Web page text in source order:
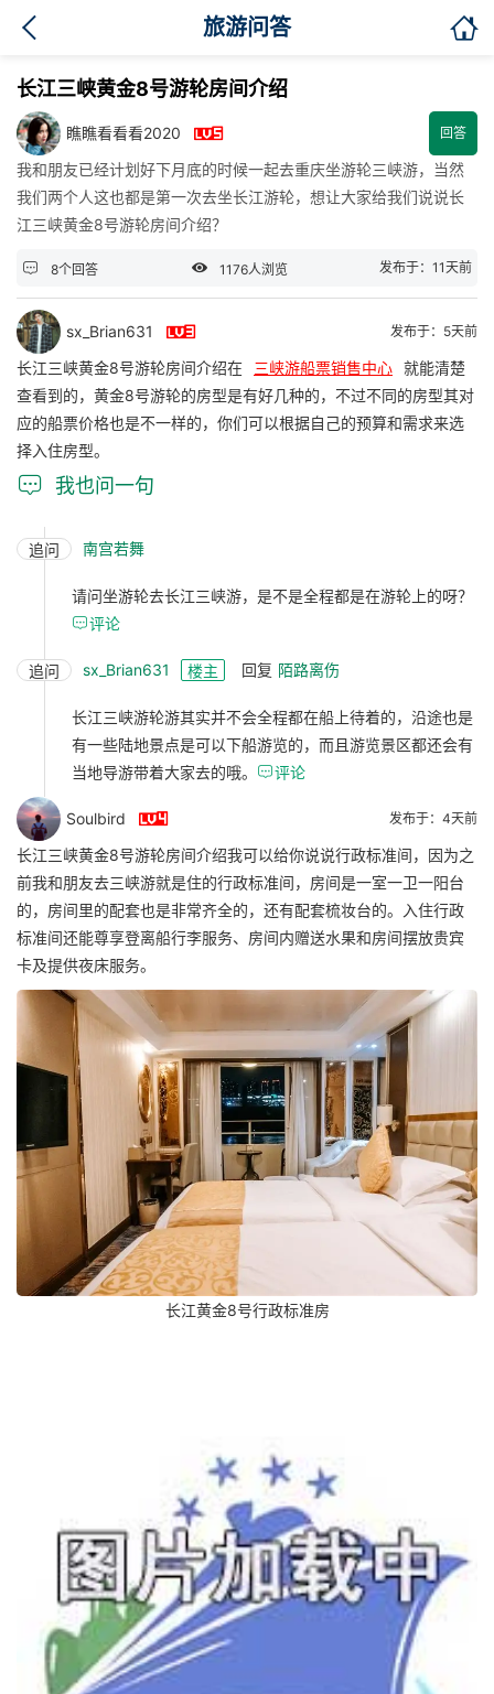
旅游问答 
长江三峡黄金8号游轮房间介绍
瞧瞧看看看2020  回答
我和朋友已经计划好下月底的时候一起去重庆坐游轮三峡游，当然
我们两个人这也都是第一次去坐长江游轮，想让大家给我们说说长
江三峡黄金8号游轮房间介绍？
 8个回答  1176人浏览 发布于：11天前
sx_Brian631  发布于：5天前
长江三峡黄金8号游轮房间介绍在 三峡游船票销售中心 就能清楚
查看到的，黄金8号游轮的房型是有好几种的，不过不同的房型其对
应的船票价格也是不一样的，你们可以根据自己的预算和需求来选
择入住房型。
 我也问一句
追问 南宫若舞
请问坐游轮去长江三峡游，是不是全程都是在游轮上的呀？
评论
追问 sx_Brian631 楼主 回复 陌路离伤
长江三峡游轮游其实并不会全程都在船上待着的，沿途也是
有一些陆地景点是可以下船游览的，而且游览景区都还会有
当地导游带着大家去的哦。 评论
Soulbird  发布于：4天前
长江三峡黄金8号游轮房间介绍我可以给你说说行政标准间，因为之
前我和朋友去三峡游就是住的行政标准间，房间是一室一卫一阳台
的，房间里的配套也是非常齐全的，还有配套梳妆台的。入住行政
标准间还能尊享登离船行李服务、房间内赠送水果和房间摆放贵宾
卡及提供夜床服务。
长江黄金8号行政标准房